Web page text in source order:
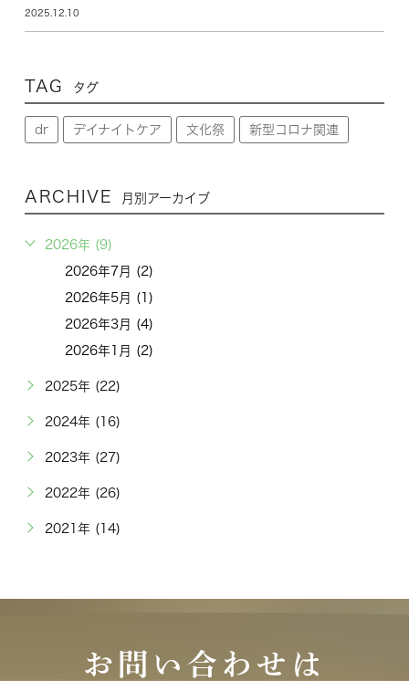
2025.12.10
TAG タグ
dr デイナイトケア 文化祭 新型コロナ関連
ARCHIVE 月別アーカイブ
2026年 (9)
2026年7月 (2)
2026年5月 (1)
2026年3月 (4)
2026年1月 (2)
2025年 (22)
2024年 (16)
2023年 (27)
2022年 (26)
2021年 (14)
お問い合わせは